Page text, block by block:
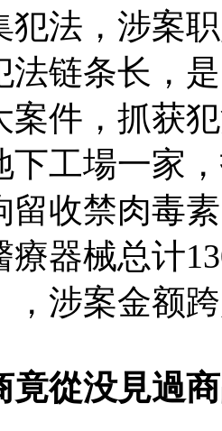
犯法，涉案
法链条长，
案件，抓获
下工場一家
留收禁肉毒
療器械总计
，涉案金额
竟從没見過